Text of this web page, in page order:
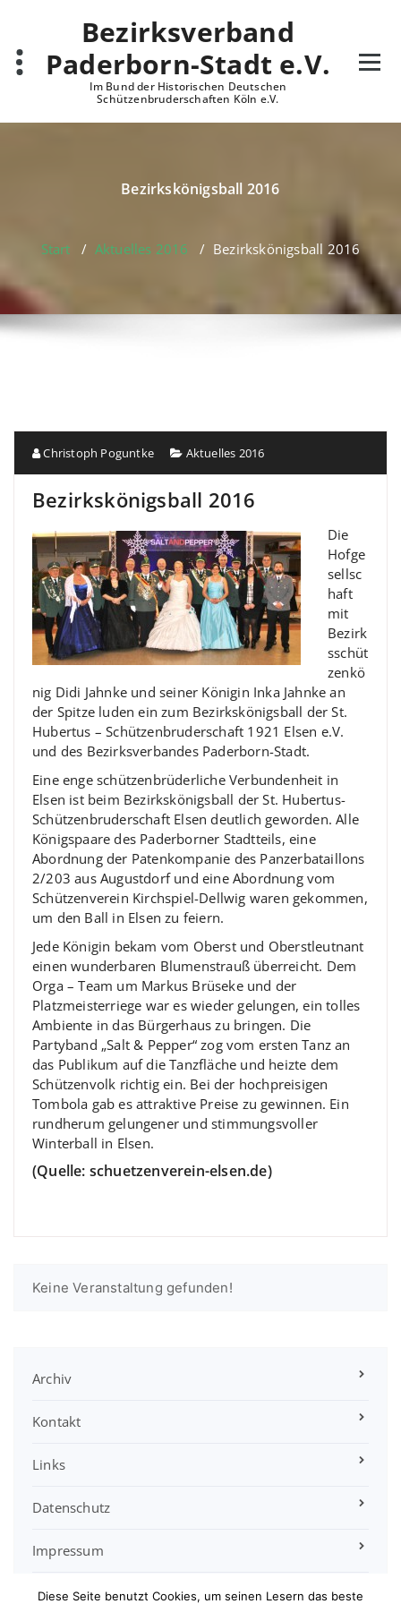
springen
Bezirksverband
Paderborn-Stadt e.V.
Im Bund der Historischen Deutschen
Schützenbruderschaften Köln e.V.
Bezirkskönigsball 2016
Start / Aktuelles 2016 / Bezirkskönigsball 2016
Christoph Poguntke Aktuelles 2016
Bezirkskönigsball 2016
Die
Hofge
sellsc
haft
mit
Bezirk
sschüt
zenkö
nig Didi Jahnke und seiner Königin Inka Jahnke an
der Spitze luden ein zum Bezirkskönigsball der St.
Hubertus – Schützenbruderschaft 1921 Elsen e.V.
und des Bezirksverbandes Paderborn-Stadt.
Eine enge schützenbrüderliche Verbundenheit in
Elsen ist beim Bezirkskönigsball der St. Hubertus-
Schützenbruderschaft Elsen deutlich geworden. Alle
Königspaare des Paderborner Stadtteils, eine
Abordnung der Patenkompanie des Panzerbataillons
2/203 aus Augustdorf und eine Abordnung vom
Schützenverein Kirchspiel-Dellwig waren gekommen,
um den Ball in Elsen zu feiern.
Jede Königin bekam vom Oberst und Oberstleutnant
einen wunderbaren Blumenstrauß überreicht. Dem
Orga – Team um Markus Brüseke und der
Platzmeisterriege war es wieder gelungen, ein tolles
Ambiente in das Bürgerhaus zu bringen. Die
Partyband „Salt & Pepper“ zog vom ersten Tanz an
das Publikum auf die Tanzfläche und heizte dem
Schützenvolk richtig ein. Bei der hochpreisigen
Tombola gab es attraktive Preise zu gewinnen. Ein
rundherum gelungener und stimmungsvoller
Winterball in Elsen.
(Quelle: schuetzenverein-elsen.de)
Keine Veranstaltung gefunden!
Archiv
Kontakt
Links
Datenschutz
Impressum
Satzung
Diese Seite benutzt Cookies, um seinen Lesern das beste